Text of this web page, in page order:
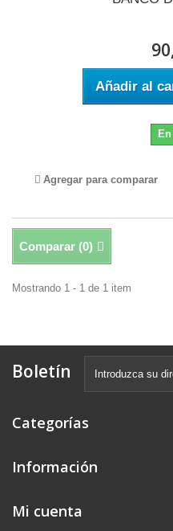
Añadir al
Agregar para comparar
Comparar (0)
Mostrando 1 - 1 de 1 item
Boletín
Categorías
Información
Mi cuenta